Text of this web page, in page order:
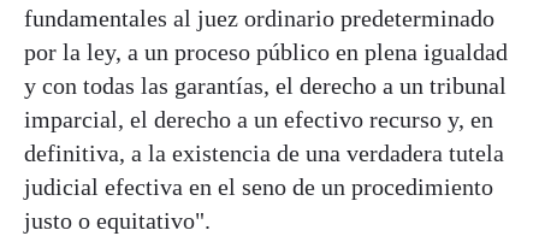
fundamentales al juez ordinario predeterminado
por la ley, a un proceso público en plena igualdad
y con todas las garantías, el derecho a un tribunal
imparcial, el derecho a un efectivo recurso y, en
definitiva, a la existencia de una verdadera tutela
judicial efectiva en el seno de un procedimiento
justo o equitativo".